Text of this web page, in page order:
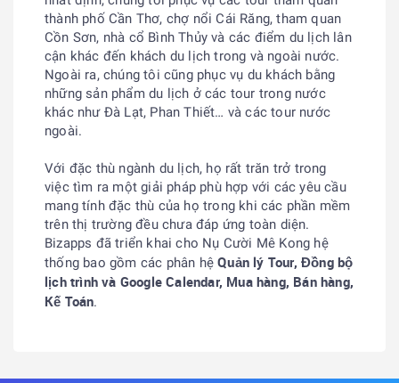
thành phố Cần Thơ, chợ nổi Cái Răng, tham quan
Cồn Sơn, nhà cổ Bình Thủy và các điểm du lịch lân
cận khác đến khách du lịch trong và ngoài nước.
Ngoài ra, chúng tôi cũng phục vụ du khách bằng
những sản phẩm du lịch ở các tour trong nước
khác như Đà Lạt, Phan Thiết… và các tour nước
ngoài.
Với đặc thù ngành du lịch, họ rất trăn trở trong
việc tìm ra một giải pháp phù hợp với các yêu cầu
mang tính đặc thù của họ trong khi các phần mềm
trên thị trường đều chưa đáp ứng toàn diện.
Bizapps đã triển khai cho Nụ Cười Mê Kong hệ
thống bao gồm các phân hệQuản lý Tour, Đồng bộ
lịch trình và Google Calendar, Mua hàng, Bán hàng,
Kế Toán.